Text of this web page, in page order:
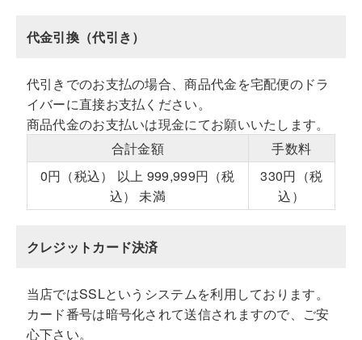
代金引換（代引き）
代引きでのお支払の場合、商品代金を宅配便のドラ
イバーに直接お支払ください。
商品代金のお支払いは現金にてお願いいたします。
合計金額
手数料
0円（税込） 以上 999,999円（税
込） 未満
330円（税
込）
クレジットカード決済
当店ではSSLというシステムを利用しております。
カード番号は暗号化されて送信されますので、ご安
心下さい。